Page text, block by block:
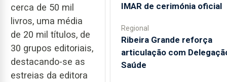
cerca de 50 mil
livros, uma média
de 20 mil títulos, de
30 grupos editoriais,
destacando-se as
estreias da editora
IMAR de cerimónia oficial
Regional
Ribeira Grande reforça
articulação com
Saúde